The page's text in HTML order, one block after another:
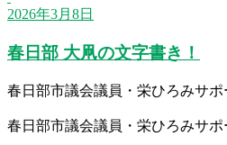
2026年3月8日
春日部 大凧の文字書き！
春日部市議会議員・栄ひろみサ
春日部市議会議員・栄ひろみサ